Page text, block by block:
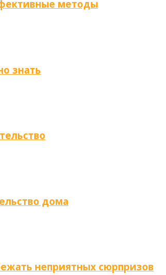
методы
знать
дома
неприятных сюрпризов